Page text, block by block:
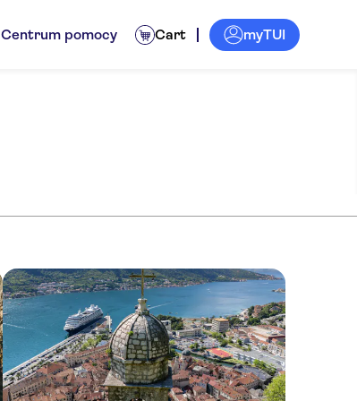
Centrum pomocy Cart myTUI